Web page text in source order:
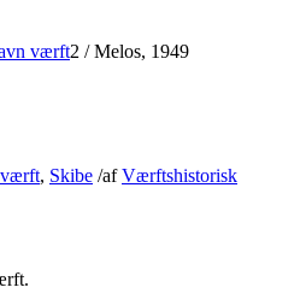
værft2 / Melos, 1949
værft, Skibe /afVærftshistorisk